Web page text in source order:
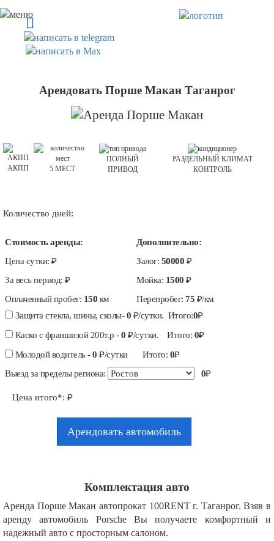
Арендовать Порше Макан Таганрог
АКПП 5 МЕСТ
ПОЛНЫЙ
ПРИВОД
РАЗДЕЛЬНЫЙ КЛИМАТ
КОНТРОЛЬ
Количество дней:
Стоимость аренды:
Дополнительно:
Цена сутки: ₽ Залог: 50000 ₽
За весь период: ₽ Мойка: 1500 ₽
Оплаченный пробег: 150 км Перепробег: 75 ₽/км
Защита стекла, шины, сколы-0 ₽/сутки. Итого:0₽
Каско с франшизой 200т.р -0 ₽/сутки. Итого: 0₽
Молодой водитель -0 ₽/сутки Итого: 0₽
Выезд за пределы региона:
0₽
Цена итого*: ₽
Арендовать автомобиль
Комплектация авто
Аренда Порше Макан автопрокат 100RENT г. Таганрог. Взяв в
аренду автомобиль Porsche Вы получаете комфортный и
надежный авто с просторным салоном.